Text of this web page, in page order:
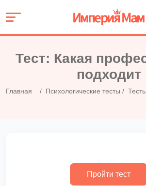
Тест: Какая
подходит
Главная Психологические тесты